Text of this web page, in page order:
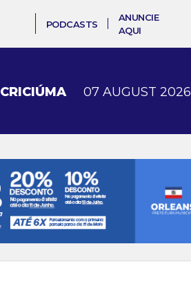
PODCASTS
ANUNCIE
AQUI
CRICIÚMA 07 AUGUST 2026